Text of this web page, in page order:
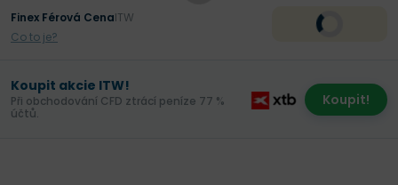
Finex Férová CenaITW
Co to je?
Koupit akcie ITW!
Při obchodování CFD ztrácí peníze 77 %
účtů.
Koupit!